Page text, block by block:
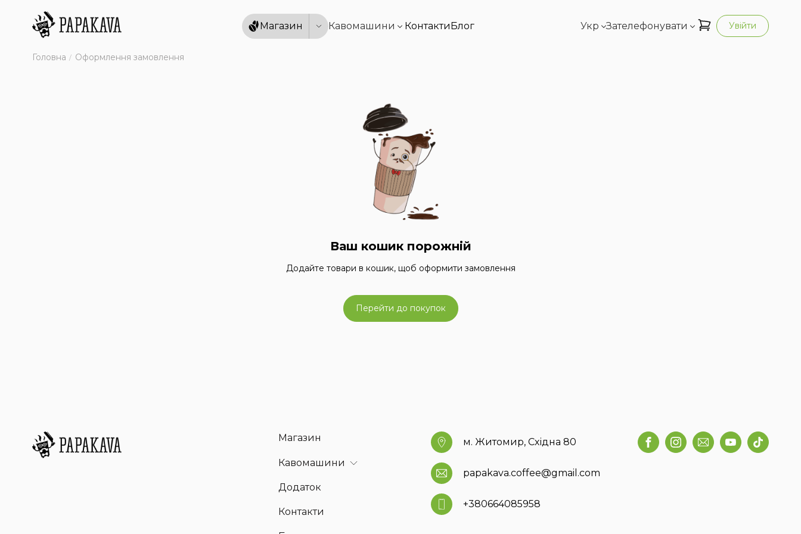
Магазин Кавомашини КонтактиБлог Укр Зателефонувати Увійти
Головна Оформлення замовлення
Ваш кошик порожній
Додайте товари в кошик, щоб оформити замовлення
Перейти до покупок
Магазин
Кавомашини
Додаток
Контакти
м. Житомир, Східна 80
papakava.coffee@gmail.com
+380664085958